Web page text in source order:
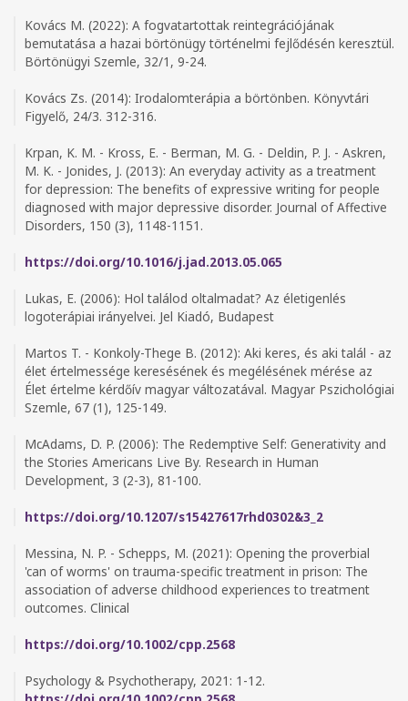
Kovács M. (2022): A fogvatartottak reintegrációjának
bemutatása a hazai börtönügy történelmi fejlődésén keresztül.
Börtönügyi Szemle, 32/1, 9-24.
Kovács Zs. (2014): Irodalomterápia a börtönben. Könyvtári
Figyelő, 24/3. 312-316.
Krpan, K. M. - Kross, E. - Berman, M. G. - Deldin, P. J. - Askren,
M. K. - Jonides, J. (2013): An everyday activity as a treatment
for depression: The benefits of expressive writing for people
diagnosed with major depressive disorder. Journal of Affective
Disorders, 150 (3), 1148-1151.
https://doi.org/10.1016/j.jad.2013.05.065
Lukas, E. (2006): Hol találod oltalmadat? Az életigenlés
logoterápiai irányelvei. Jel Kiadó, Budapest
Martos T. - Konkoly-Thege B. (2012): Aki keres, és aki talál - az
élet értelmessége keresésének és megélésének mérése az
Élet értelme kérdőív magyar változatával. Magyar Pszichológiai
Szemle, 67 (1), 125-149.
McAdams, D. P. (2006): The Redemptive Self: Generativity and
the Stories Americans Live By. Research in Human
Development, 3 (2-3), 81-100.
https://doi.org/10.1207/s15427617rhd0302&3_2
Messina, N. P. - Schepps, M. (2021): Opening the proverbial
'can of worms' on trauma-specific treatment in prison: The
association of adverse childhood experiences to treatment
outcomes. Clinical
https://doi.org/10.1002/cpp.2568
Psychology & Psychotherapy, 2021: 1-12.